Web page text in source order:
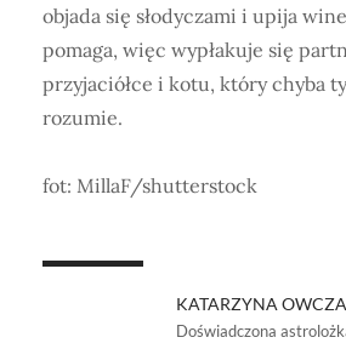
objada się słodyczami i upija
pomaga, więc wypłakuje się
przyjaciółce i kotu, który chyba
rozumie.
fot: MillaF/shutterstock
KATARZYNA
Doświadczona